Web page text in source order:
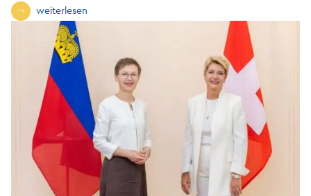
weiterlesen